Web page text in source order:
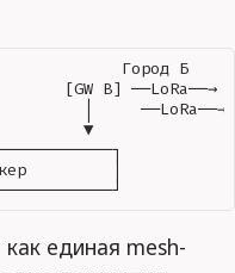
Город Б
[GW B] ──LoRa──→
│     ──LoRa──→
▼
│
единая mesh-